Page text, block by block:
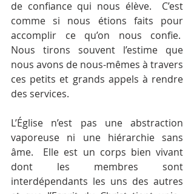
de confiance qui nous élève.  C’est
comme si nous étions faits pour
accomplir ce qu’on nous confie.
Nous tirons souvent l’estime que
nous avons de nous-mêmes à travers
ces petits et grands appels à rendre
des services.
L’Église n’est pas une abstraction
vaporeuse ni une hiérarchie sans
âme.  Elle est un corps bien vivant
dont les membres sont
interdépendants les uns des autres